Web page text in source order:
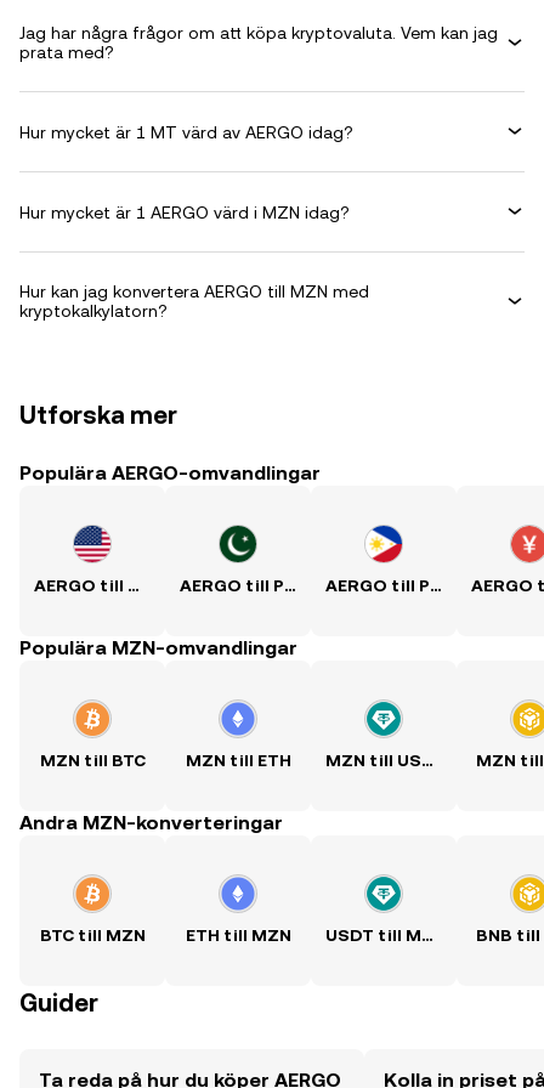
Jag har några frågor om att köpa kryptovaluta. Vem kan jag
prata med?
Hur mycket är 1 MT värd av AERGO idag?
Hur mycket är 1 AERGO värd i MZN idag?
Hur kan jag konvertera AERGO till MZN med
kryptokalkylatorn?
Utforska mer
Populära AERGO-omvandlingar
AERGO till USD AERGO till PKR AERGO till PHP
Populära MZN-omvandlingar
MZN till BTC MZN till ETH MZN till USDT MZN till
Andra MZN-konverteringar
BTC till MZN ETH till MZN USDT till MZN BNB till
Guider
Ta reda på hur du köper AERGO Kolla in priset på